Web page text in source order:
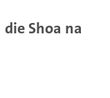
Shoa na